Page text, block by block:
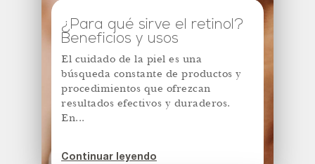
¿Para qué sirve el retinol?
Beneficios y usos
El cuidado de la piel es una
búsqueda constante de productos y
procedimientos que ofrezcan
resultados efectivos y duraderos.
En...
Continuar leyendo